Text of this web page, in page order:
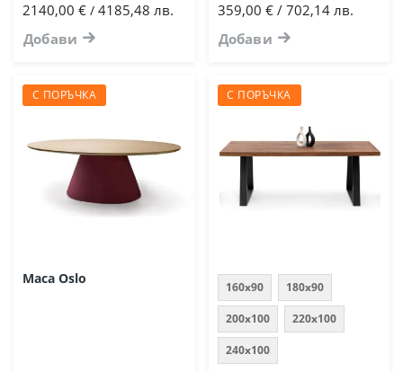
2140,00 € / 4185,48 лв.
Добави
359,00 € / 702,14 лв.
Добави
С ПОРЪЧКА
Маса Oslo
С ПОРЪЧКА
160x90 180x90
200x100 220x100
240x100